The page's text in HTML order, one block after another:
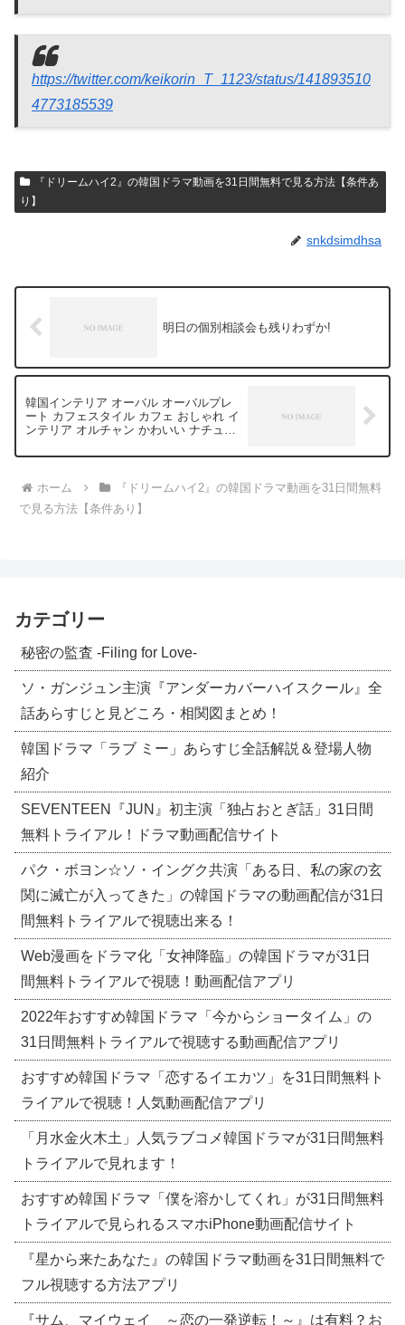
https://twitter.com/keikorin_T_1123/status/141893510
4773185539
『ドリームハイ2』の韓国ドラマ動画を31日間無料で見る方法【条件あ
り】
snkdsimdhsa
明日の個別相談会も残りわずか!
韓国インテリア オーバル オーバルプレ
ート カフェスタイル カフェ おしゃれ イ
ンテリア オルチャン かわいい ナチュラ
ドラマ
ホーム
『ドリームハイ2』の韓国ドラマ動画を31日間無料
で見る方法【条件あり】
カテゴリー
秘密の監査 -Filing for Love-
ソ・ガンジュン主演『アンダーカバーハイスクール』全
話あらすじと見どころ・相関図まとめ！
韓国ドラマ「ラブ ミー」あらすじ全話解説＆登場人物
紹介
SEVENTEEN『JUN』初主演「独占おとぎ話」31日間
無料トライアル！ドラマ動画配信サイト
パク・ボヨン☆ソ・イングク共演「ある日、私の家の玄
関に滅亡が入ってきた」の韓国ドラマの動画配信が31日
間無料トライアルで視聴出来る！
Web漫画をドラマ化「女神降臨」の韓国ドラマが31日
間無料トライアルで視聴！動画配信アプリ
2022年おすすめ韓国ドラマ「今からショータイム」の
31日間無料トライアルで視聴する動画配信アプリ
おすすめ韓国ドラマ「恋するイエカツ」を31日間無料ト
ライアルで視聴！人気動画配信アプリ
「月水金火木土」人気ラブコメ韓国ドラマが31日間無料
トライアルで見れます！
おすすめ韓国ドラマ「僕を溶かしてくれ」が31日間無料
トライアルで見られるスマホiPhone動画配信サイト
『星から来たあなた』の韓国ドラマ動画を31日間無料で
フル視聴する方法アプリ
『サム、マイウェイ ～恋の一発逆転！～』は有料？お